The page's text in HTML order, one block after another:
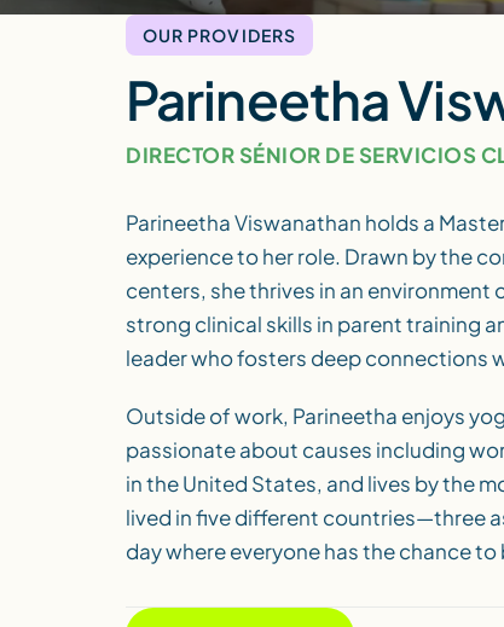
OUR PROVIDERS
Parineetha
DIRECTOR SÉNIOR DE SERVICIOS
Parineetha Viswanathan holds a
experience to her role. Drawn by the
centers, she thrives in an
strong clinical skills in parent training
leader who fosters deep connections
Outside of work, Parineetha enjoys
passionate about causes including
in the United States, and lives by the
lived in five different countries—three
day where everyone has the chance